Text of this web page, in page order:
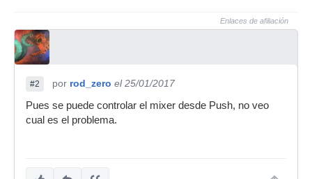
Enlaces de afiliación
#2 por rod_zero el 25/01/2017
Pues se puede controlar el mixer desde Push, no veo
cual es el problema.